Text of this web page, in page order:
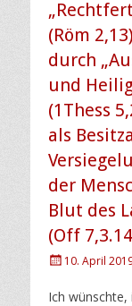
(Röm
durch
und
(1Thess
als
der
Blut des
(Off
Posted10. April
Ich